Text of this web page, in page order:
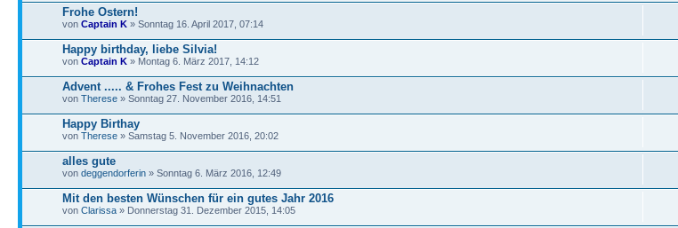
Frohe Ostern!
von Captain K » Sonntag 16. April 2017, 07:14
Happy birthday, liebe Silvia!
von Captain K » Montag 6. März 2017, 14:12
Advent ..... & Frohes Fest zu Weihnachten
von Therese » Sonntag 27. November 2016, 14:51
Happy Birthay
von Therese » Samstag 5. November 2016, 20:02
alles gute
von deggendorferin » Sonntag 6. März 2016, 12:49
Mit den besten Wünschen für ein gutes Jahr 2016
von Clarissa » Donnerstag 31. Dezember 2015, 14:05